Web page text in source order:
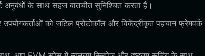
अनुबंधों के साथ सहज बातचीत सुनिश्चित करता है।
को जटिल प्रोटोकॉल और विकेंद्रीकृत पहचान फ्रेमवर्क